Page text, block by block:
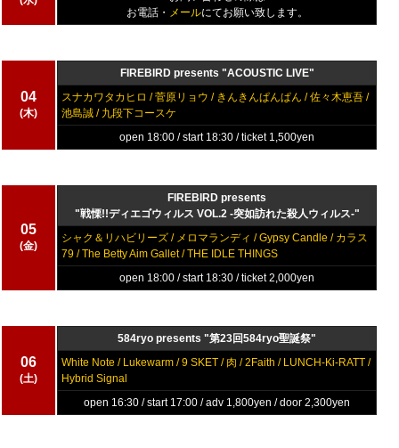
お電話・ メールにてお願い致します。
04
(木)
FIREBIRD presents "ACOUSTIC LIVE"
スナカワタカヒロ / 菅原リョウ / きんきんぱんぱん / 佐々木恵吾 /
池島誠 / 九段下コースケ
open 18:00 / start 18:30 / ticket 1,500yen
05
(金)
FIREBIRD presents
"戦慄!!ディエゴウィルス VOL.2 -突如訪れた殺人ウィルス-"
シャク＆リハビリーズ / メロマランディ / Gypsy Candle / カラス
79 / The Betty Aim Gallet / THE IDLE THINGS
open 18:00 / start 18:30 / ticket 2,000yen
06
(土)
584ryo presents "第23回584ryo聖誕祭"
White Note / Lukewarm / 9 SKET / 肉 / 2Faith / LUNCH-Ki-RATT /
Hybrid Signal
open 16:30 / start 17:00 / adv 1,800yen / door 2,300yen